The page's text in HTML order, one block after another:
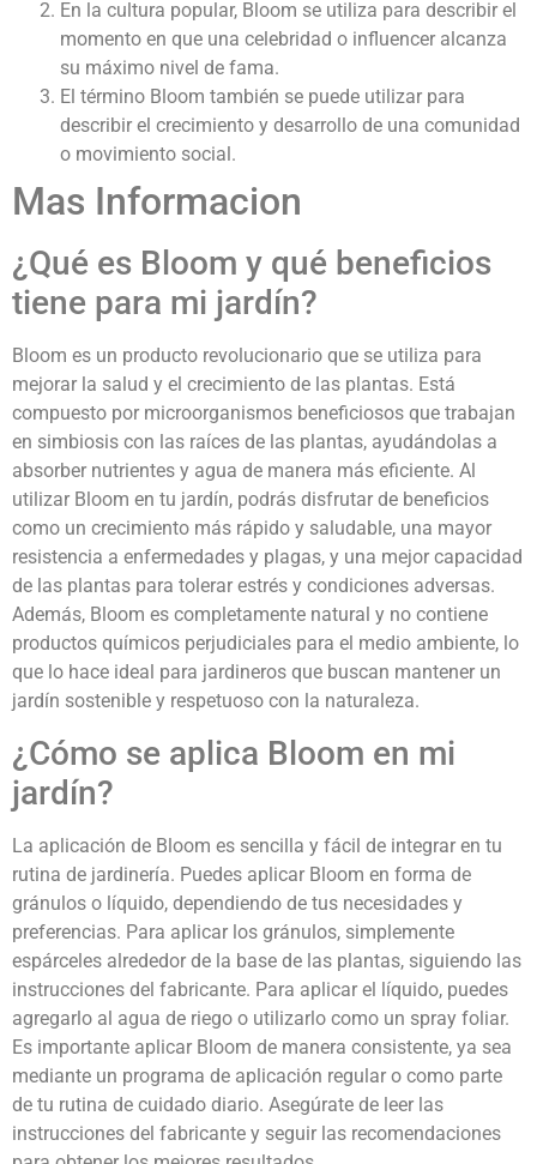
En la cultura popular, Bloom se utiliza para describir el
momento en que una celebridad o influencer alcanza
su máximo nivel de fama.
El término Bloom también se puede utilizar para
describir el crecimiento y desarrollo de una comunidad
o movimiento social.
Mas Informacion
¿Qué es Bloom y qué beneficios
tiene para mi jardín?
Bloom es un producto revolucionario que se utiliza para
mejorar la salud y el crecimiento de las plantas. Está
compuesto por microorganismos beneficiosos que trabajan
en simbiosis con las raíces de las plantas, ayudándolas a
absorber nutrientes y agua de manera más eficiente. Al
utilizar Bloom en tu jardín, podrás disfrutar de beneficios
como un crecimiento más rápido y saludable, una mayor
resistencia a enfermedades y plagas, y una mejor capacidad
de las plantas para tolerar estrés y condiciones adversas.
Además, Bloom es completamente natural y no contiene
productos químicos perjudiciales para el medio ambiente, lo
que lo hace ideal para jardineros que buscan mantener un
jardín sostenible y respetuoso con la naturaleza.
¿Cómo se aplica Bloom en mi
jardín?
La aplicación de Bloom es sencilla y fácil de integrar en tu
rutina de jardinería. Puedes aplicar Bloom en forma de
gránulos o líquido, dependiendo de tus necesidades y
preferencias. Para aplicar los gránulos, simplemente
espárceles alrededor de la base de las plantas, siguiendo las
instrucciones del fabricante. Para aplicar el líquido, puedes
agregarlo al agua de riego o utilizarlo como un spray foliar.
Es importante aplicar Bloom de manera consistente, ya sea
mediante un programa de aplicación regular o como parte
de tu rutina de cuidado diario. Asegúrate de leer las
instrucciones del fabricante y seguir las recomendaciones